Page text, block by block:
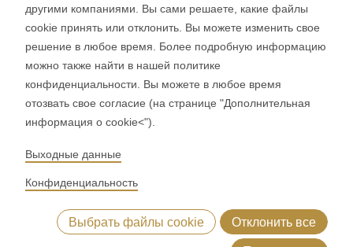
Google Reviews
© 2026 RONDO BURGDORF AG
ОБЩИЕ ПОЛОЖЕНИЯ И УСЛОВИЯ ДОСТАВКА МАШИНЫ И
РАСТЕНИЯ
ОБЩИЕ ПОЛОЖЕНИЯ И УСЛОВИЯ ОРИГИНАЛЬНЫЕ ЗАПАСНЫЕ
GENERAL TERMS AND CONDITIONS OF PURCHASE
ПОЛИТИКА КОНФИДЕНЦИАЛЬНОСТИОТТИСК WHISTLEBLOWING (IT)
другими компаниями. Вы сами решаете, какие файлы
cookie принять или отклонить. Вы можете изменить свое
решение в любое время. Более подробную информацию
можно также найти в нашей политике
конфиденциальности. Вы можете в любое время
отозвать свое согласие (на странице "Дополнительная
информация о cookie<").
Выходные данные
Конфиденциальность
Выбрать файлы cookie Отклонить все